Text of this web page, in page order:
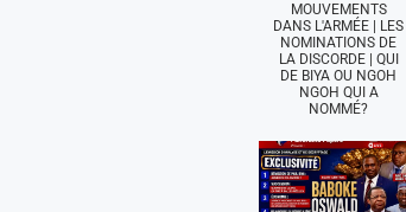
MOUVEMENTS
DANS L'ARMÉE | LES
NOMINATIONS DE
LA DISCORDE | QUI
DE BIYA OU NGOH
NGOH QUI A
NOMMÉ?